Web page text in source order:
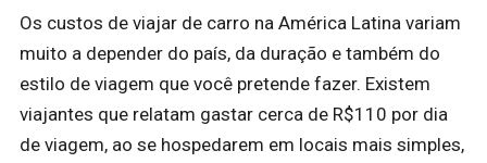
Os custos de viajar de carro na América Latina variam
muito a depender do país, da duração e também do
estilo de viagem que você pretende fazer. Existem
viajantes que relatam gastar cerca de R$110 por dia
de viagem, ao se hospedarem em locais mais simples,